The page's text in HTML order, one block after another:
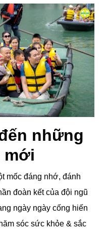
những
mới
mốc đáng nhớ, đánh
đoàn kết của đội ngũ
ngày ngày cống hiến
sóc sức khỏe & sắc